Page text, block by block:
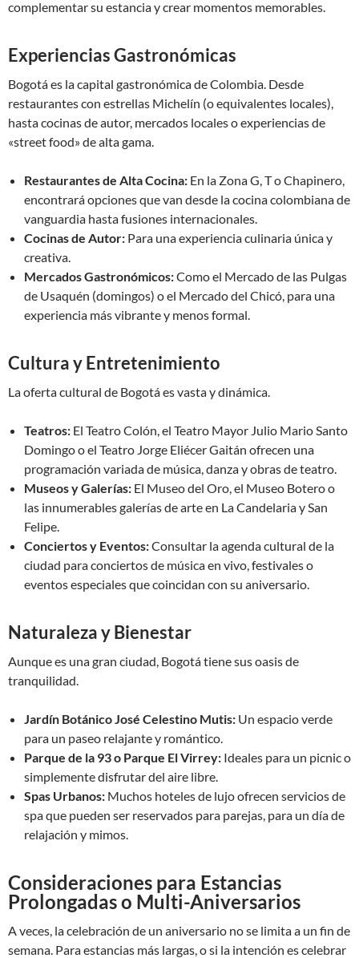
complementar su estancia y crear momentos memorables.
Experiencias Gastronómicas
Bogotá es la capital gastronómica de Colombia. Desde
restaurantes con estrellas Michelín (o equivalentes locales),
hasta cocinas de autor, mercados locales o experiencias de
«street food» de alta gama.
Restaurantes de Alta Cocina: En la Zona G, T o Chapinero,
encontrará opciones que van desde la cocina colombiana de
vanguardia hasta fusiones internacionales.
Cocinas de Autor: Para una experiencia culinaria única y
creativa.
Mercados Gastronómicos:Como el Mercado de las Pulgas
de Usaquén (domingos) o el Mercado del Chicó, para una
experiencia más vibrante y menos formal.
Cultura y Entretenimiento
La oferta cultural de Bogotá es vasta y dinámica.
Teatros: El Teatro Colón, el Teatro Mayor Julio Mario Santo
Domingo o el Teatro Jorge Eliécer Gaitán ofrecen una
programación variada de música, danza y obras de teatro.
Museos y Galerías: El Museo del Oro, el Museo Botero o
las innumerables galerías de arte en La Candelaria y San
Felipe.
Conciertos y Eventos:Consultar la agenda cultural de la
ciudad para conciertos de música en vivo, festivales o
eventos especiales que coincidan con su aniversario.
Naturaleza y Bienestar
Aunque es una gran ciudad, Bogotá tiene sus oasis de
tranquilidad.
Jardín Botánico José Celestino Mutis: Un espacio verde
para un paseo relajante y romántico.
Parque de la 93 o Parque El Virrey: Ideales para un picnic o
simplemente disfrutar del aire libre.
Spas Urbanos: Muchos hoteles de lujo ofrecen servicios de
spa que pueden ser reservados para parejas, para un día de
relajación y mimos.
Consideraciones para Estancias
Prolongadas o Multi-Aniversarios
A veces, la celebración de un aniversario no se limita a un fin de
semana. Para estancias más largas, o si la intención es celebrar